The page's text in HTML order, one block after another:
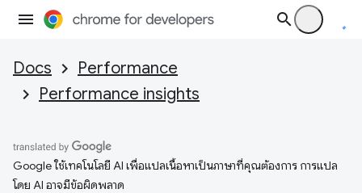
Docs
Performance
Performance insights
Google ใช้เทคโนโลยี AI เพื่อแปลเนื้อหาเป็นภาษาที่คุณต้องการ การแปล
โดย AI อาจมีข้อผิดพลาด